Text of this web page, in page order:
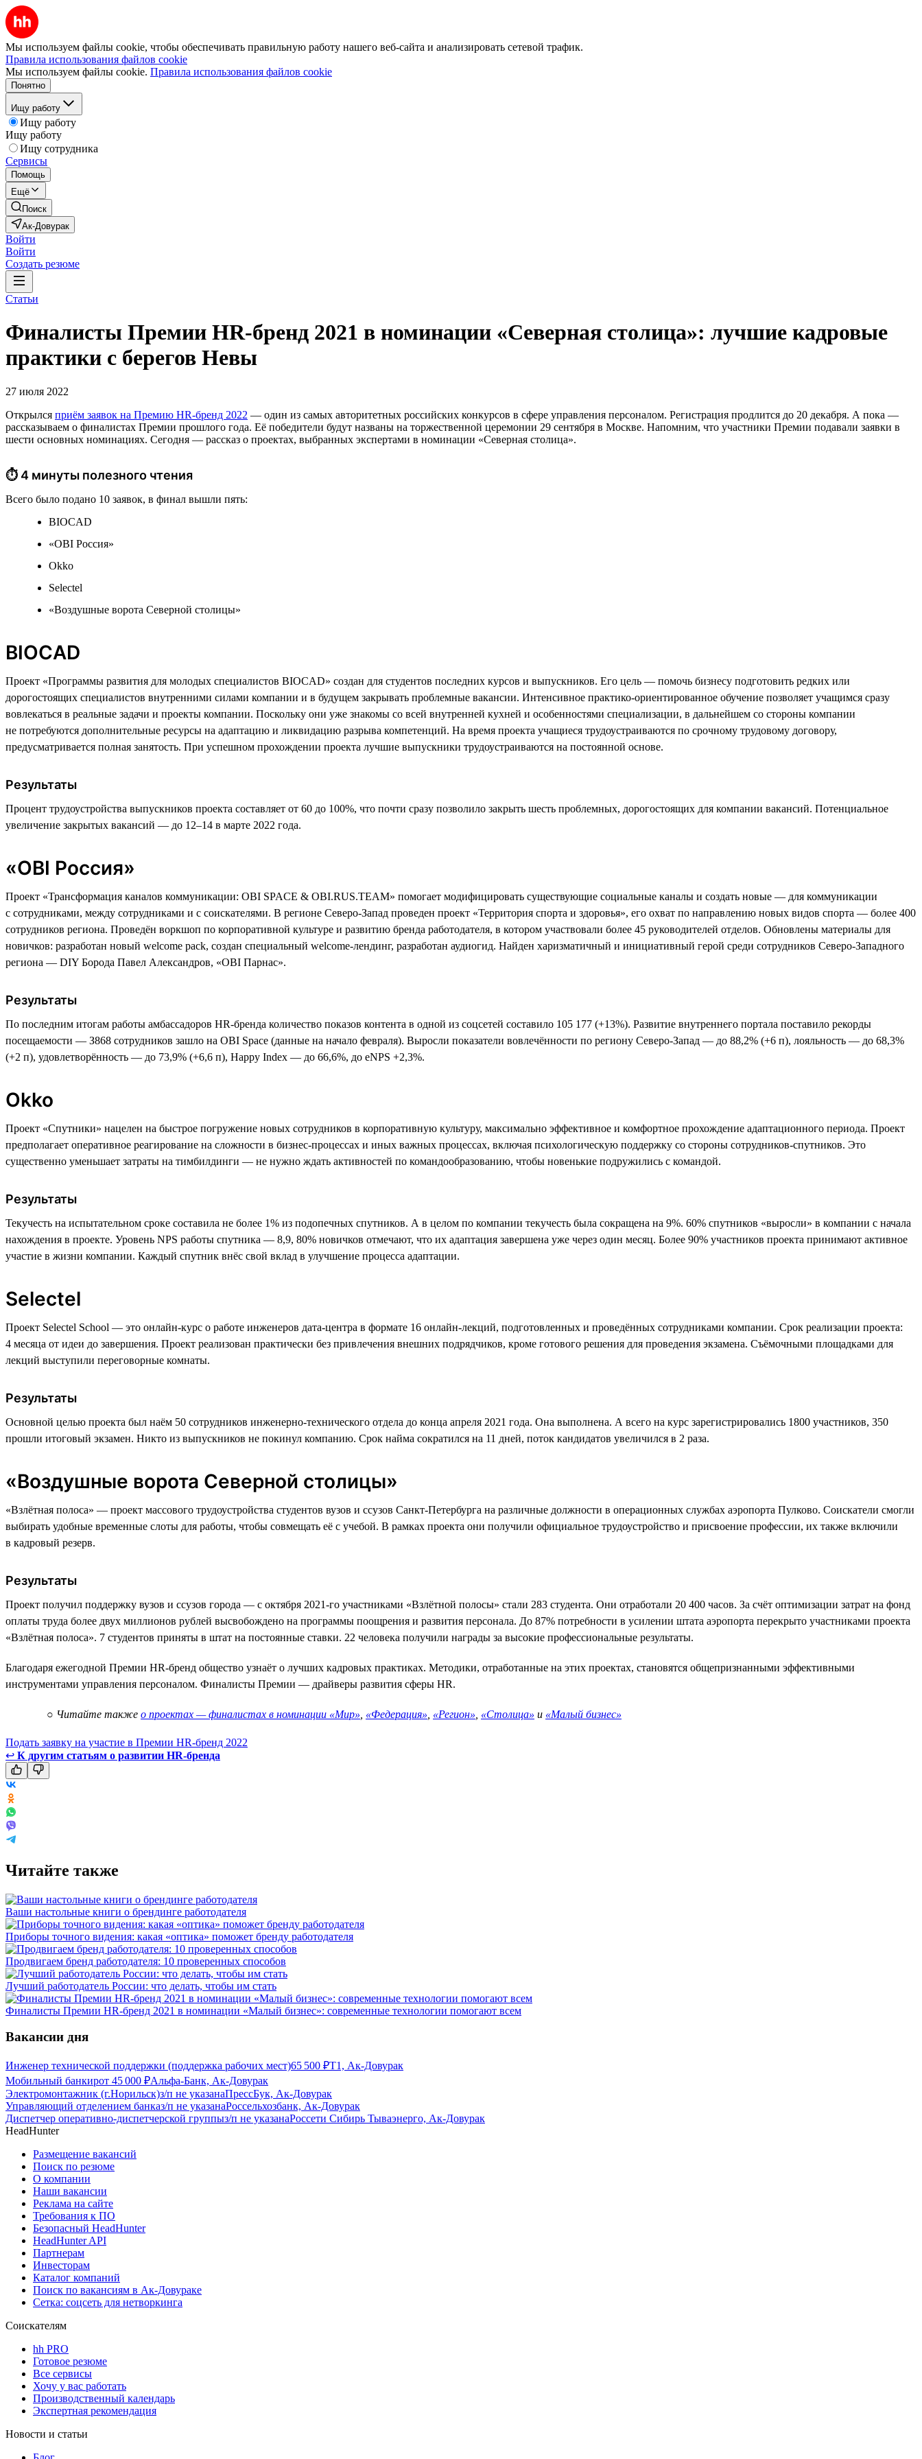
Мы используем файлы cookie, чтобы обеспечивать правильную работу нашего веб-сайта и анализировать сетевой трафик.
Правила использования файлов cookie
Мы используем файлы cookie. Правила использования файлов cookie
Понятно
Ищу работу
Ищу работу
Ищу работу
Ищу сотрудника
Сервисы
Помощь
Ещё
Поиск
Ак-Довурак
Войти
Войти
Создать резюме
Статьи
Финалисты Премии HR-бренд 2021 в номинации «Северная столица»: лучшие кадровые
практики с берегов Невы
27 июля 2022
Открылся приём заявок на Премию HR-бренд 2022 — один из самых авторитетных российских конкурсов в сфере управления персоналом. Регистрация продлится до 20 декабря. А пока —
рассказываем о финалистах Премии прошлого года. Её победители будут названы на торжественной церемонии 29 сентября в Москве. Напомним, что участники Премии подавали заявки в
шести основных номинациях. Сегодня — рассказ о проектах, выбранных экспертами в номинации «Северная столица».
⏱ 4 минуты полезного чтения
Всего было подано 10 заявок, в финал вышли пять:
BIOCAD
«OBI Россия»
Okko
Selectel
«Воздушные ворота Северной столицы»
BIOCAD
Проект «Программы развития для молодых специалистов BIOCAD» создан для студентов последних курсов и выпускников. Его цель — помочь бизнесу подготовить редких или
дорогостоящих специалистов внутренними силами компании и в будущем закрывать проблемные вакансии. Интенсивное практико-ориентированное обучение позволяет учащимся сразу
вовлекаться в реальные задачи и проекты компании. Поскольку они уже знакомы со всей внутренней кухней и особенностями специализации, в дальнейшем со стороны компании
не потребуются дополнительные ресурсы на адаптацию и ликвидацию разрыва компетенций. На время проекта учащиеся трудоустраиваются по срочному трудовому договору,
предусматривается полная занятость. При успешном прохождении проекта лучшие выпускники трудоустраиваются на постоянной основе.
Результаты
Процент трудоустройства выпускников проекта составляет от 60 до 100%, что почти сразу позволило закрыть шесть проблемных, дорогостоящих для компании вакансий. Потенциальное
увеличение закрытых вакансий — до 12–14 в марте 2022 года.
«OBI Россия»
Проект «Трансформация каналов коммуникации: OBI SPACE & OBI.RUS.TEAM» помогает модифицировать существующие социальные каналы и создать новые — для коммуникации
с сотрудниками, между сотрудниками и с соискателями. В регионе Северо-Запад проведен проект «Территория спорта и здоровья», его охват по направлению новых видов спорта — более 400
сотрудников региона. Проведён воркшоп по корпоративной культуре и развитию бренда работодателя, в котором участвовали более 45 руководителей отделов. Обновлены материалы для
новичков: разработан новый welcome pack, создан специальный welcome-лендинг, разработан аудиогид. Найден харизматичный и инициативный герой среди сотрудников Северо-Западного
региона — DIY Борода Павел Александров, «ОBI Парнас».
Результаты
По последним итогам работы амбассадоров HR-бренда количество показов контента в одной из соцсетей составило 105 177 (+13%). Развитие внутреннего портала поставило рекорды
посещаемости — З868 сотрудников зашло на OBI Space (данные на начало февраля). Выросли показатели вовлечённости по региону Северо-Запад — до 88,2% (+6 п), лояльность — до 68,3%
(+2 п), удовлетворённость — до 73,9% (+6,6 п), Happy Index — до 66,6%, до eNPS +2,3%.
Okko
Проект «Спутники» нацелен на быстрое погружение новых сотрудников в корпоративную культуру, максимально эффективное и комфортное прохождение адаптационного периода. Проект
предполагает оперативное реагирование на сложности в бизнес-процессах и иных важных процессах, включая психологическую поддержку со стороны сотрудников-спутников. Это
существенно уменьшает затраты на тимбилдинги — не нужно ждать активностей по командообразованию, чтобы новенькие подружились с командой.
Результаты
Текучесть на испытательном сроке составила не более 1% из подопечных спутников. А в целом по компании текучесть была сокращена на 9%. 60% спутников «выросли» в компании с начала
нахождения в проекте. Уровень NPS работы спутника — 8,9, 80% новичков отмечают, что их адаптация завершена уже через один месяц. Более 90% участников проекта принимают активное
участие в жизни компании. Каждый спутник внёс свой вклад в улучшение процесса адаптации.
Selectel
Проект Selectel School — это онлайн-курс о работе инженеров дата-центра в формате 16 онлайн-лекций, подготовленных и проведённых сотрудниками компании. Срок реализации проекта:
4 месяца от идеи до завершения. Проект реализован практически без привлечения внешних подрядчиков, кроме готового решения для проведения экзамена. Съёмочными площадками для
лекций выступили переговорные комнаты.
Результаты
Основной целью проекта был наём 50 сотрудников инженерно-технического отдела до конца апреля 2021 года. Она выполнена. А всего на курс зарегистрировались 1800 участников, 350
прошли итоговый экзамен. Никто из выпускников не покинул компанию. Срок найма сократился на 11 дней, поток кандидатов увеличился в 2 раза.
«Воздушные ворота Северной столицы»
«Взлётная полоса» — проект массового трудоустройства студентов вузов и ссузов Санкт-Петербурга на различные должности в операционных службах аэропорта Пулково. Соискатели смогли
выбирать удобные временные слоты для работы, чтобы совмещать её с учебой. В рамках проекта они получили официальное трудоустройство и присвоение профессии, их также включили
в кадровый резерв.
Результаты
Проект получил поддержку вузов и ссузов города — с октября 2021-го участниками «Взлётной полосы» стали 283 студента. Они отработали 20 400 часов. За счёт оптимизации затрат на фонд
оплаты труда более двух миллионов рублей высвобождено на программы поощрения и развития персонала. До 87% потребности в усилении штата аэропорта перекрыто участниками проекта
«Взлётная полоса». 7 студентов приняты в штат на постоянные ставки. 22 человека получили награды за высокие профессиональные результаты.
Благодаря ежегодной Премии HR-бренд общество узнаёт о лучших кадровых практиках. Методики, отработанные на этих проектах, становятся общепризнанными эффективными
инструментами управления персоналом. Финалисты Премии — драйверы развития сферы HR.
○ Читайте также о проектах — финалистах в номинации «Мир» «Федерация» «Регион» «Столица» и «Малый бизнес»
Подать заявку на участие в Премии HR-бренд 2022
↩ К другим статьям о развитии HR-бренда
Читайте также
Ваши настольные книги о брендинге работодателя
Приборы точного видения: какая «оптика» поможет бренду работодателя
Продвигаем бренд работодателя: 10 проверенных способов
Лучший работодатель России: что делать, чтобы им стать
Финалисты Премии HR-бренд 2021 в номинации «Малый бизнес»: современные технологии помогают всем
Вакансии дня
Инженер технической поддержки (поддержка рабочих мест)65 500 ₽Т1, Ак-Довурак
Мобильный банкирот 45 000 ₽Альфа-Банк, Ак-Довурак
Электромонтажник (г.Норильск)з/п не указанаПрессБук, Ак-Довурак
Управляющий отделением банказ/п не указанаРоссельхозбанк, Ак-Довурак
Диспетчер оперативно-диспетчерской группыз/п не указанаРоссети Сибирь Тываэнерго, Ак-Довурак
HeadHunter
Размещение вакансий
Поиск по резюме
О компании
Наши вакансии
Реклама на сайте
Требования к ПО
Безопасный HeadHunter
HeadHunter API
Партнерам
Инвесторам
Каталог компаний
Поиск по вакансиям в Ак-Довураке
Сетка: соцсеть для нетворкинга
Соискателям
hh PRO
Готовое резюме
Все сервисы
Хочу у вас работать
Производственный календарь
Экспертная рекомендация
Новости и статьи